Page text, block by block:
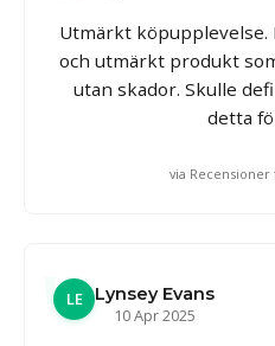
Utmärkt köpupplevelse.
och utmärkt produkt
utan skador. Skulle
detta
via
LE
Lynsey Evans
10 Apr 2025